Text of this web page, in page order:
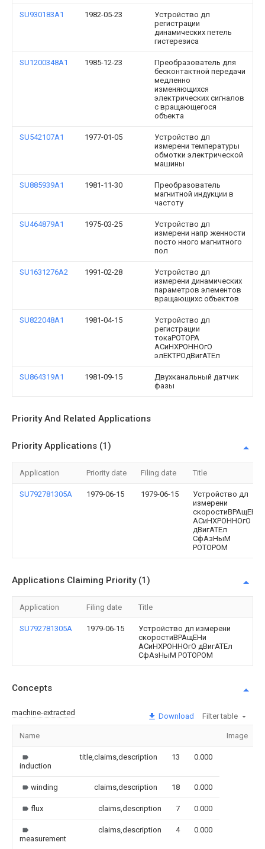
SU930183A1 1982-05-23
Устройство дл
регистрации
динамических петель
гистерезиса
SU1200348A1 1985-12-23
Преобразователь для
бесконтактной передачи
медленно
изменяющихся
электрических сигналов
с вращающегося
объекта
SU542107A1 1977-01-05
Устройство дл
измерени температуры
обмотки электрической
машины
SU885939A1 1981-11-30
Преобразователь
магнитной индукции в
частоту
SU464879A1 1975-03-25
Устройство дл
измерени напр женности
посто нного магнитного
пол
SU1631276A2 1991-02-28
Устройство дл
измерени динамических
параметров элементов
вращающихс объектов
SU822048A1 1981-04-15
Устройство дл
регистрации
токаРОТОРА
АСиНХРОННОгО
элЕКТРОдВигАТЕл
SU864319A1 1981-09-15
Двухканальный датчик
фазы
Priority And Related Applications
Priority Applications (1)
Application Priority date Filing date Title
SU792781305A 1979-06-15 1979-06-15
Устройство дл
измерени
скоростиВРАщЕНи
АСиНХРОННОгО
дВигАТЕл
СфАзНыМ
POTOPOM
Applications Claiming Priority (1)
Application Filing date Title
SU792781305A 1979-06-15
Устройство дл измерени
скоростиВРАщЕНи
АСиНХРОННОгО дВигАТЕл
СфАзНыМ POTOPOM
Concepts
machine-extracted Download Filter table
Name Image
induction
title,claims,description 13 0.000
winding claims,description 18 0.000
flux claims,description 7 0.000
measurement
claims,description 4 0.000